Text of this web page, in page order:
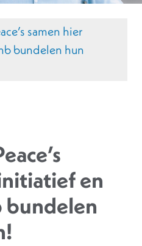
samen hier
bundelen hun
en
bundelen